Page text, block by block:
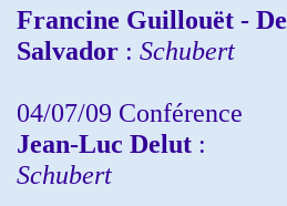
Francine Guillouët - De
Salvador : Schubert
04/07/09 Conférence
Jean-Luc Delut :
Schubert